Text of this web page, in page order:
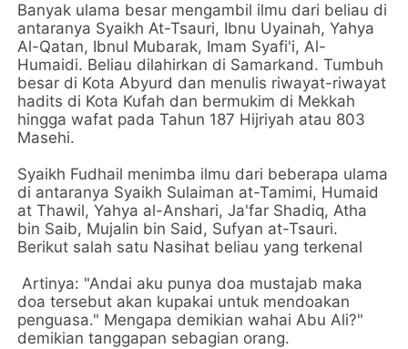
Banyak ulama besar mengambil ilmu dari beliau di
antaranya Syaikh At-Tsauri, Ibnu Uyainah, Yahya
Al-Qatan, Ibnul Mubarak, Imam Syafi'i, Al-
Humaidi. Beliau dilahirkan di Samarkand. Tumbuh
besar di Kota Abyurd dan menulis riwayat-riwayat
hadits di Kota Kufah dan bermukim di Mekkah
hingga wafat pada Tahun 187 Hijriyah atau 803
Masehi.
Syaikh Fudhail menimba ilmu dari beberapa ulama
di antaranya Syaikh Sulaiman at-Tamimi, Humaid
at Thawil, Yahya al-Anshari, Ja'far Shadiq, Atha
bin Saib, Mujalin bin Said, Sufyan at-Tsauri.
Berikut salah satu Nasihat beliau yang terkenal
Artinya: "Andai aku punya doa mustajab maka
doa tersebut akan kupakai untuk mendoakan
penguasa." Mengapa demikian wahai Abu Ali?"
demikian tanggapan sebagian orang.